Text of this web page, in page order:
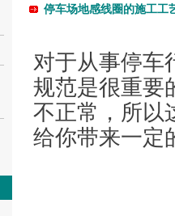
停车场地感线圈的施工工
对于从事停车
规范是很重要
不正常，所以
给你带来一定